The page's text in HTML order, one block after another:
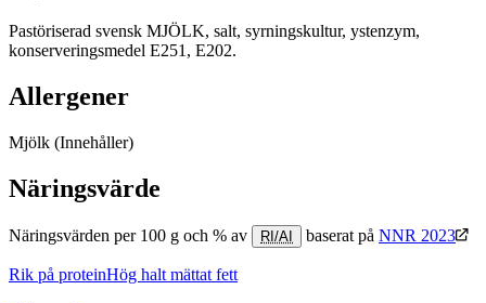
Pastöriserad svensk MJÖLK, salt, syrningskultur, ystenzym,
konserveringsmedel E251, E202.
Allergener
Mjölk (Innehåller)
Näringsvärde
Näringsvärden per 100 g och % av RI/AI baserat på NNR 2023
Rik på proteinHög halt mättat fett